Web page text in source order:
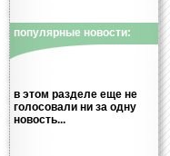
популярные новости:
в этом разделе еще не
голосовали ни за одну
новость...